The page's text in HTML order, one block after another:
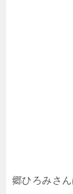
郷ひろみさ